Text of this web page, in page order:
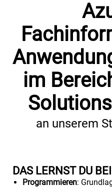
im
an unserem
DAS LERNST DU
Programmieren: